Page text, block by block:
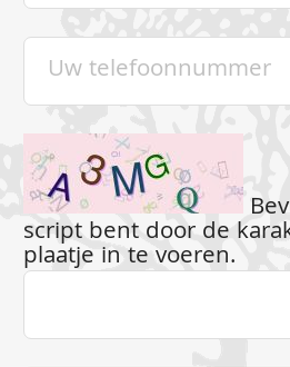
script bent door de
plaatje in te voeren.